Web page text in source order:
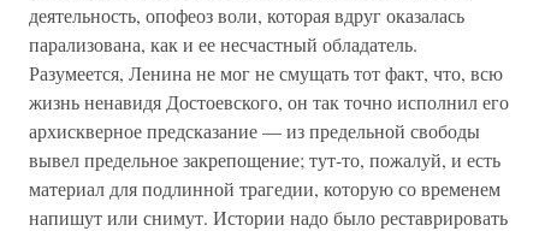
деятельность, опофеоз воли, которая вдруг оказалась
парализована, как и ее несчастный обладатель.
Разумеется, Ленина не мог не смущать тот факт, что, всю
жизнь ненавидя Достоевского, он так точно исполнил его
архискверное предсказание — из предельной свободы
вывел предельное закрепощение; тут-то, пожалуй, и есть
материал для подлинной трагедии, которую со временем
напишут или снимут. Истории надо было реставрировать